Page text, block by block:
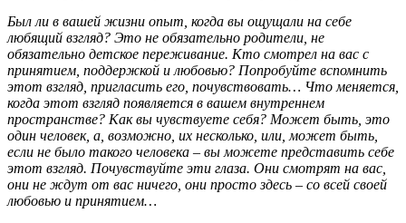
Был ли в вашей жизни опыт, когда вы ощущали на себе
любящий взгляд? Это не обязательно родители, не
обязательно детское переживание. Кто смотрел на вас с
принятием, поддержкой и любовью? Попробуйте вспомнить
этот взгляд, пригласить его, почувствовать… Что меняется,
когда этот взгляд появляется в вашем внутреннем
пространстве? Как вы чувствуете себя? Может быть, это
один человек, а, возможно, их несколько, или, может быть,
если не было такого человека – вы можете представить себе
этот взгляд. Почувствуйте эти глаза. Они смотрят на вас,
они не ждут от вас ничего, они просто здесь – со всей своей
любовью и принятием…